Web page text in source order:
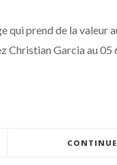
qui prend de la valeur
Christian Garcia au